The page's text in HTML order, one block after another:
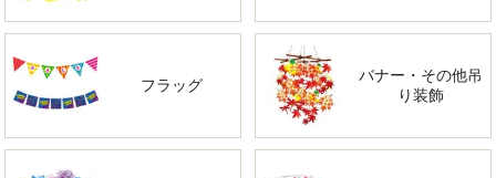
フラッグ
バナー・その他吊
り装飾